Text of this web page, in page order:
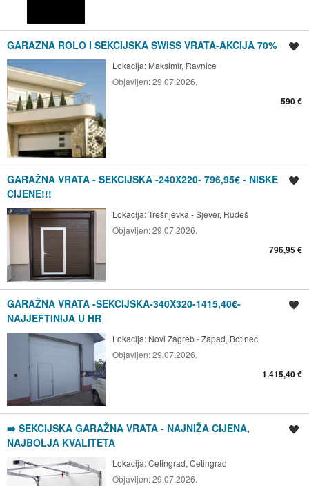
GARAZNA ROLO I SEKCIJSKA SWISS VRATA-AKCIJA 70%
Lokacija: Maksimir, Ravnice
Objavljen:29.07.2026.
590 €
GARAŽNA VRATA - SEKCIJSKA -240X220- 796,95€ - NISKE
CIJENE!!!
Lokacija:Trešnjevka - Sjever, Rudeš
Objavljen:29.07.2026.
796,95 €
GARAŽNA VRATA -SEKCIJSKA-340X320-1415,40€-
NAJJEFTINIJA U HR
Lokacija: Novi Zagreb - Zapad, Botinec
Objavljen:29.07.2026.
1.415,40 €
➡️ SEKCIJSKA GARAŽNA VRATA - NAJNIŽA CIJENA,
NAJBOLJA KVALITETA
Lokacija:Cetingrad, Cetingrad
Objavljen:29.07.2026.